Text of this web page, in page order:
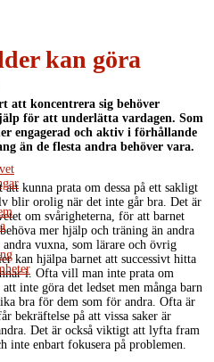
kan göra
att koncentrera sig behöver
för att underlätta vardagen. Som
engagerad och aktiv i förhållande
än de flesta andra behöver vara.
kunna prata om dessa på ett sakligt
blir orolig när det inte går bra. Det är
om svårigheterna, för att barnet
mer hjälp och träning än andra
vuxna, som lärare och övrig
kan hjälpa barnet att successivt hitta
i. Ofta vill man inte prata om
inte göra det ledset men många barn
bra för dem som för andra. Ofta är
bekräftelse på att vissa saker är
Det är också viktigt att lyfta fram
inte enbart fokusera på problemen.